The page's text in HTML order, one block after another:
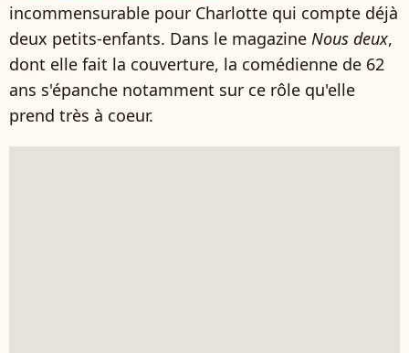
incommensurable pour Charlotte qui compte déjà
deux petits-enfants. Dans le magazine Nous deux,
dont elle fait la couverture, la comédienne de 62
ans s'épanche notamment sur ce rôle qu'elle
prend très à coeur.